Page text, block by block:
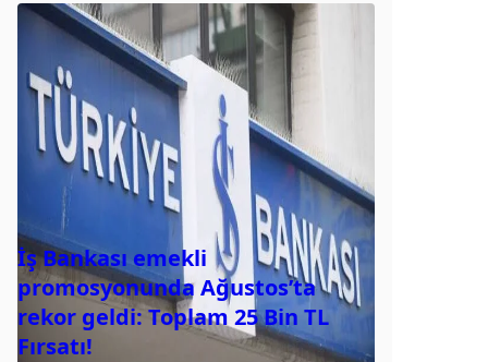
İş Bankası emekli
promosyonunda Ağustos’ta
rekor geldi: Toplam 25 Bin TL
Fırsatı!